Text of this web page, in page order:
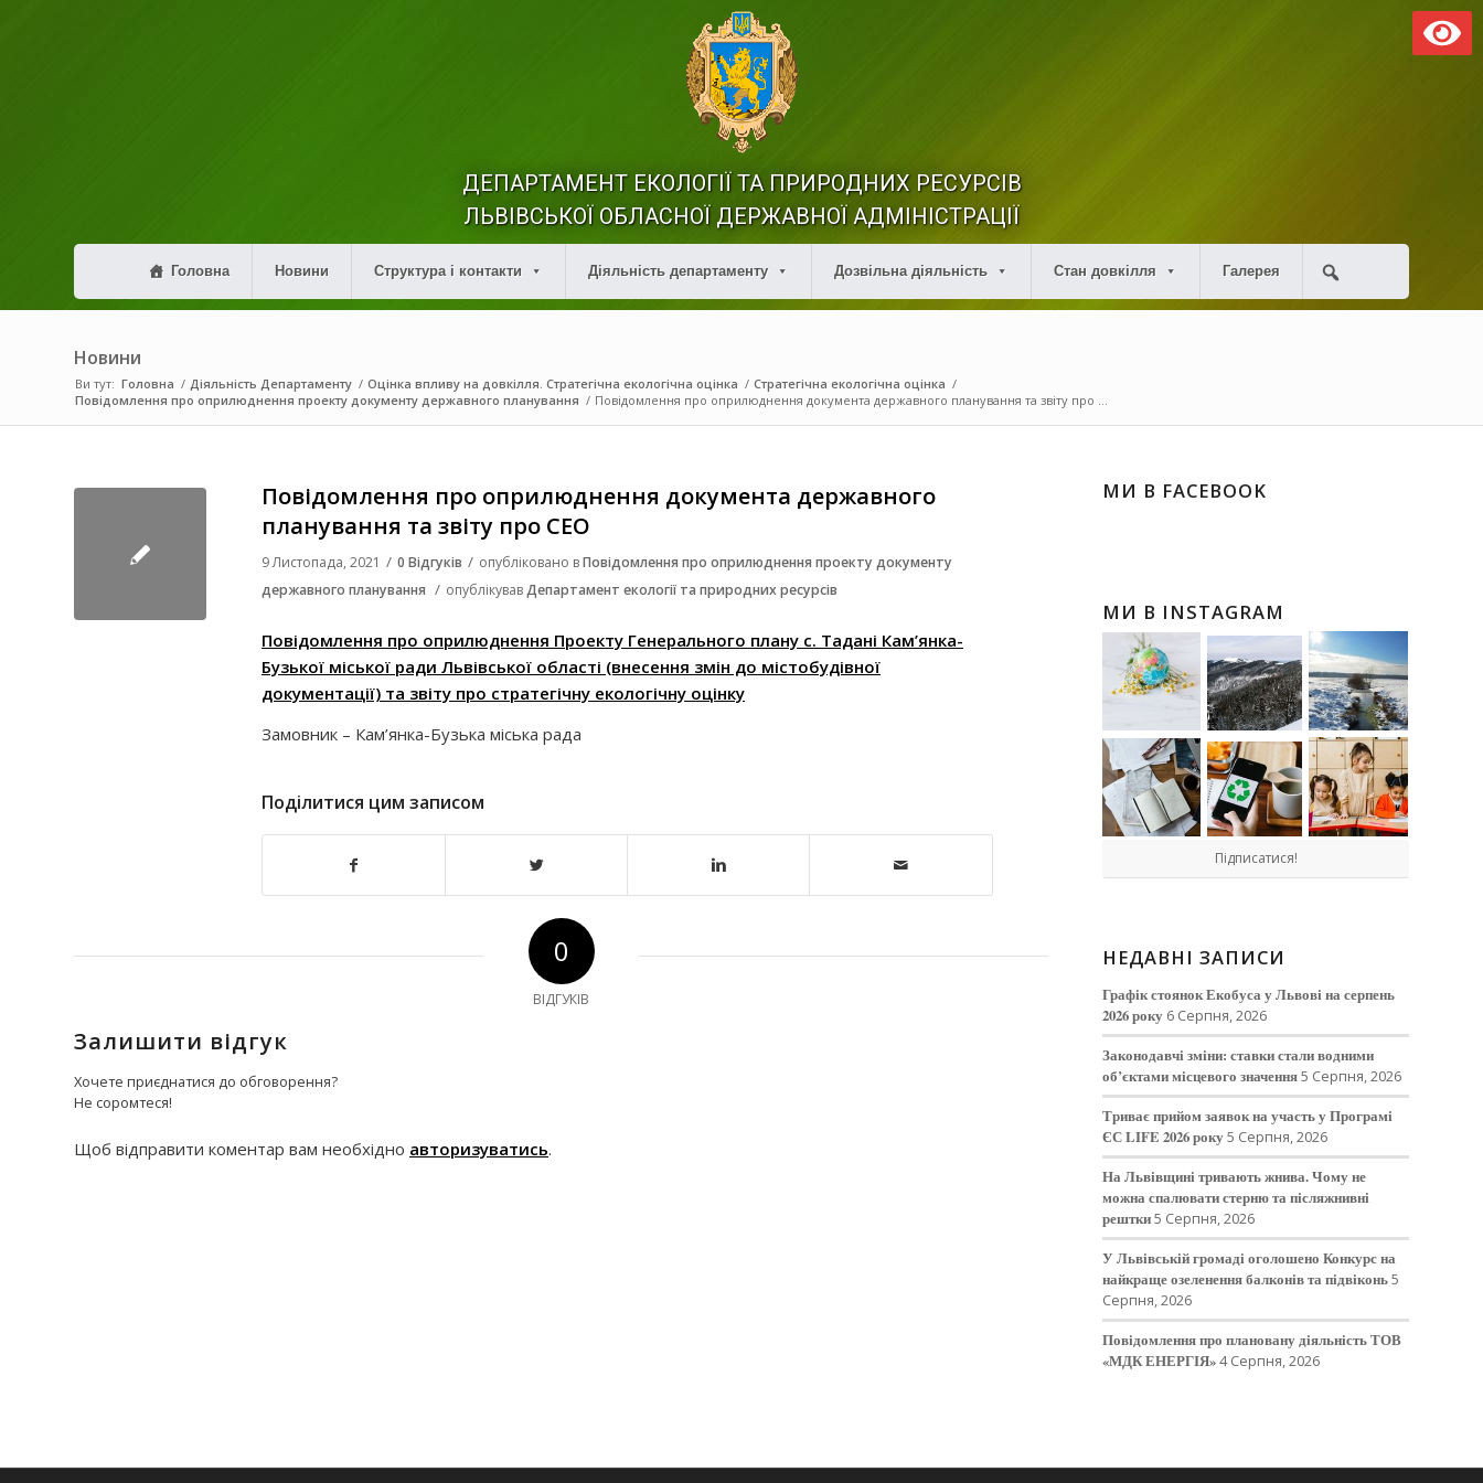
ДЕПАРТАМЕНТ ЕКОЛОГІЇ ТА ПРИРОДНИХ РЕСУРСІВ
ЛЬВІВСЬКОЇ ОБЛАСНОЇ ДЕРЖАВНОЇ АДМІНІСТРАЦІЇ
Головна Новини Структура і контакти Діяльність департаменту Дозвільна діяльність Стан довкілля Галерея
Новини
Ви тут: Головна / Діяльність Департаменту / Оцінка впливу на довкілля. Стратегічна екологічна оцінка / Стратегічна екологічна оцінка /
Повідомлення про оприлюднення проекту документу державного планування / Повідомлення про оприлюднення документа державного планування та звіту про ...
Повідомлення про оприлюднення документа державного
планування та звіту про СЕО
9 Листопада, 2021 / 0 Відгуків / опубліковано вПовідомлення про оприлюднення проекту документу
державного планування / опублікувавДепартамент екології та природних ресурсів
Повідомлення про оприлюднення Проекту Генерального плану с. Тадані Кам’янка-
Бузької міської ради Львівської області (внесення змін до містобудівної
документації) та звіту про стратегічну екологічну оцінку
Замовник – Кам’янка-Бузька міська рада
Поділитися цим записом
0
ВІДГУКІВ
Залишити відгук
Хочете приєднатися до обговорення?
Не соромтеся!
Щоб відправити коментар вам необхідно авторизуватись.
МИ В FACEBOOK
МИ В INSTAGRAM
Підписатися!
НЕДАВНІ ЗАПИСИ
Графік стоянок Екобуса у Львові на серпень
2026 року 6 Серпня, 2026
Законодавчі зміни: ставки стали водними
об’єктами місцевого значення5 Серпня, 2026
Триває прийом заявок на участь у Програмі
ЄС LIFE 2026 року5 Серпня, 2026
На Львівщині тривають жнива. Чому не
можна спалювати стерню та післяжнивні
рештки5 Серпня, 2026
У Львівській громаді оголошено Конкурс на
найкраще озеленення балконів та підвіконь5
Серпня, 2026
Повідомлення про плановану діяльність ТОВ
«МДК ЕНЕРГІЯ»4 Серпня, 2026